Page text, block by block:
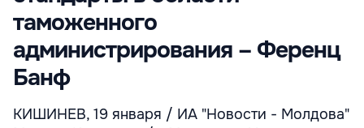
таможенного
администрирования – Ференц
Банф
КИШИНЕВ, 19 января / ИА "Новости - Молдова"